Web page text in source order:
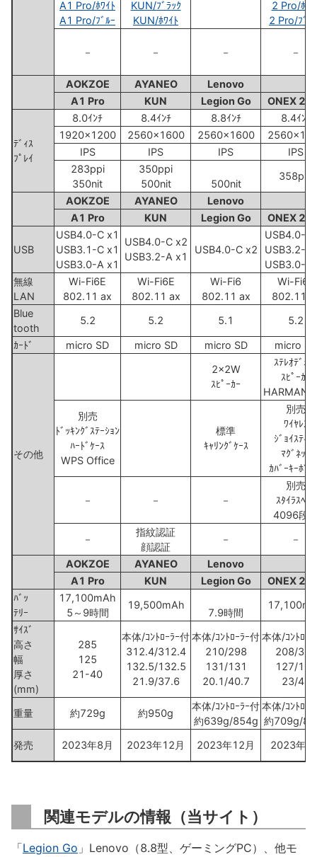
A1 Pro/ﾎﾜｲﾄ
A1 Pro/ﾌﾞﾙｰ
KUN/ﾌﾞﾗｯｸ
KUN/ﾎﾜｲﾄ
2 Pro/ﾎﾜｲ
2 Pro/ﾌﾞﾗ
－ － － －
AOKZOE AYANEO
Lenovo
A1 Pro
KUN Legion Go ONEX 2
ﾃﾞｨｽ
ﾌﾟﾚｲ
8.0ｲﾝﾁ 8.4ｲﾝﾁ 8.8ｲﾝﾁ
8.4ｲﾝﾁ
1920x1200
2560x1600 2560x1600
IPS
IPS IPS
IPS
283ppi
350nit
350ppi
500nit
500nit
358ppi
AOKZOE AYANEO
Lenovo
A1 Pro
KUN Legion Go ONEX 2
USB
USB4.0-C x1
USB3.1-C x1
USB3.0-A x1
USB4.0-C x2
USB3.2-A x1
USB4.0-C x2
USB4.0-C
USB3.2-C
USB3.0-A
無線
LAN
Wi-Fi6E
802.11 ax
Wi-Fi6E
802.11 ax
Wi-Fi6
802.11 ax
Wi-Fi6E
802.11
Blue
tooth
5.2 5.2 5.1 5.2
ｶｰﾄﾞ micro SD micro SD micro SD micro SD
その他
2x2W
ｽﾋﾟｰｶｰ
ｽﾃﾚｵﾃﾞｭｱ
ｽﾋﾟｰｶｰ
HARMAN
別売
ﾄﾞｯｷﾝｸﾞｽﾃｰｼｮﾝ
ﾊｰﾄﾞｹｰｽ
WPS Office
標準
ｷｬﾘﾝｸﾞｹｰｽ
別売
ﾜｲﾔﾚｽ
ｼﾞｮｲｽﾃｨｯ
ﾏｸﾞﾈｯﾄ
ｶﾊﾞｰｷｰﾎﾞｰ
－ － －
別売
ｽﾀｲﾗｽﾍﾟﾝ
4096段
－
指紋認証
顔認証
－ －
AOKZOE AYANEO
Lenovo
A1 Pro
KUN Legion Go
ONEX 2
ﾊﾞｯ
ﾃﾘｰ
17,100mAh
5～9時間
19,500mAh
7.9時間
ｻｲｽﾞ
高さ
幅
厚さ
(mm)
285
125
21-40
本体/ｺﾝﾄﾛｰﾗｰ付
312.4/312.4
132.5/132.5
21.9/37.6
本体/ｺﾝﾄﾛｰﾗｰ付
210/298
131/131
20.1/40.7
本体/ｺﾝﾄﾛｰ
208/310
127/127
23/40
重量 約729g 約950g
本体/ｺﾝﾄﾛｰﾗｰ付
約639g/854g
本体/ｺﾝﾄﾛｰ
約709g/
発売
2023年8月 2023年12月 2023年12月 2023年8
関連モデルの情報（当サイト）
「Legion Go 」Lenovo（8.8型、ゲーミングPC）、他モ